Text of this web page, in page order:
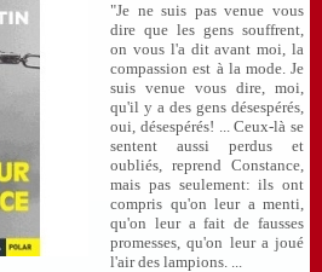
"Je ne suis pas venue vous
dire que les gens souffrent,
on vous l'a dit avant moi, la
compassion est à la mode. Je
suis venue vous dire, moi,
qu'il y a des gens désespérés,
oui, désespérés! ... Ceux-là se
sentent aussi perdus et
oubliés, reprend Constance,
mais pas seulement: ils ont
compris qu'on leur a menti,
qu'on leur a fait de fausses
promesses, qu'on leur a joué
l'air des lampions. ...